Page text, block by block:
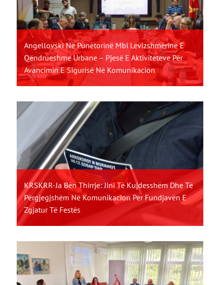
Angellovski Në Punëtorinë Mbi Lëvizshmërinë E
Qëndrueshme Urbane – Pjesë E Aktiviteteve Për
Avancimin E Sigurisë Në Komunikacion
KRSKRR-Ja Bën Thirrje: Jini Të Kujdesshëm Dhe Të
Përgjegjshëm Në Komunikacion Për Fundjavën E
Zgjatur Të Festës